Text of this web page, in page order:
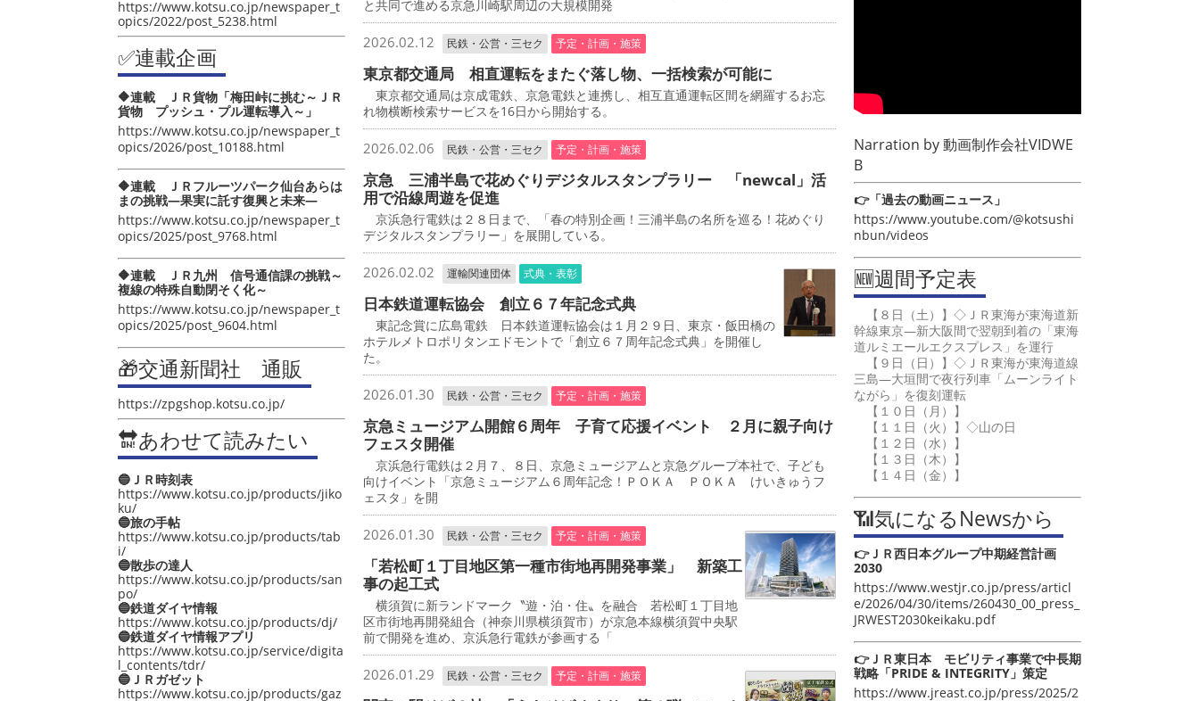
https://www.kotsu.co.jp/newspaper_t
opics/2022/post_5238.html
✅連載企画
🔶連載 ＪＲ貨物「梅田峠に挑む～ＪＲ
貨物 プッシュ・プル運転導入～」
https://www.kotsu.co.jp/newspaper_t
opics/2026/post_10188.html
🔶連載 ＪＲフルーツパーク仙台あらは
まの挑戦―果実に託す復興と未来―
https://www.kotsu.co.jp/newspaper_t
opics/2025/post_9768.html
🔶連載 ＪＲ九州 信号通信課の挑戦～
複線の特殊自動閉そく化～
https://www.kotsu.co.jp/newspaper_t
opics/2025/post_9604.html
🎁交通新聞社 通販
https://zpgshop.kotsu.co.jp/
🔛あわせて読みたい
🔵ＪＲ時刻表
https://www.kotsu.co.jp/products/jiko
ku/
🔵旅の手帖
https://www.kotsu.co.jp/products/tab
i/
🔵散歩の達人
https://www.kotsu.co.jp/products/san
po/
🔵鉄道ダイヤ情報
https://www.kotsu.co.jp/products/dj/
🔵鉄道ダイヤ情報アプリ
https://www.kotsu.co.jp/service/digita
l_contents/tdr/
🔵ＪＲガゼット
https://www.kotsu.co.jp/products/gaz
と共同で進める京急川崎駅周辺の大規模開発
2026.02.12 民鉄・公営・三セク 予定・計画・施策
東京都交通局 相直運転をまたぐ落し物、一括検索が可能に
東京都交通局は京成電鉄、京急電鉄と連携し、相互直通運転区間を網羅するお忘
れ物横断検索サービスを16日から開始する。
2026.02.06 民鉄・公営・三セク 予定・計画・施策
京急 三浦半島で花めぐりデジタルスタンプラリー 「newcal」活
用で沿線周遊を促進
京浜急行電鉄は２８日まで、「春の特別企画！三浦半島の名所を巡る！花めぐり
デジタルスタンプラリー」を展開している。
2026.02.02 運輸関連団体 式典・表彰
日本鉄道運転協会 創立６７年記念式典
東記念賞に広島電鉄 日本鉄道運転協会は１月２９日、東京・飯田橋の
ホテルメトロポリタンエドモントで「創立６７周年記念式典」を開催し
た。
2026.01.30 民鉄・公営・三セク 予定・計画・施策
京急ミュージアム開館６周年 子育て応援イベント ２月に親子向け
フェスタ開催
京浜急行電鉄は２月７、８日、京急ミュージアムと京急グループ本社で、子ども
向けイベント「京急ミュージアム６周年記念！ＰＯＫＡ ＰＯＫＡ けいきゅうフ
ェスタ」を開
2026.01.30 民鉄・公営・三セク 予定・計画・施策
「若松町１丁目地区第一種市街地再開発事業」 新築工
事の起工式
横須賀に新ランドマーク〝遊・泊・住〟を融合 若松町１丁目地
区市街地再開発組合（神奈川県横須賀市）が京急本線横須賀中央駅
前で開発を進め、京浜急行電鉄が参画する「
2026.01.29 民鉄・公営・三セク 予定・計画・施策
Narration by動画制作会社VIDWE
B
👉「過去の動画ニュース」
https://www.youtube.com/@kotsushi
nbun/videos
🆕週間予定表
【８日（土）】◇ＪＲ東海が東海道新
幹線東京―新大阪間で翌朝到着の「東海
道ルミエールエクスプレス」を運行
【９日（日）】◇ＪＲ東海が東海道線
三島―大垣間で夜行列車「ムーンライト
ながら」を復刻運転
【１０日（月）】
【１１日（火）】◇山の日
【１２日（水）】
【１３日（木）】
【１４日（金）】
📶気になるNewsから
👉ＪＲ西日本グループ中期経営計画
2030
https://www.westjr.co.jp/press/articl
e/2026/04/30/items/260430_00_press_
JRWEST2030keikaku.pdf
👉ＪＲ東日本 モビリティ事業で中長期
戦略「PRIDE & INTEGRITY」策定
https://www.jreast.co.jp/press/2025/2